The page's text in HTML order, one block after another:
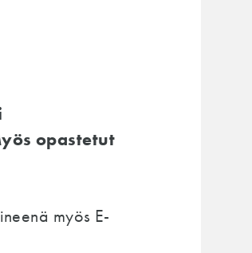
opastetut
myös E-